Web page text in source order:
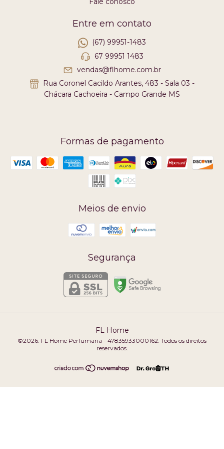
Entre em contato
(67) 99951-1483
67 99951 1483
vendas@flhome.com.br
Rua Coronel Cacildo Arantes, 483 - Sala 03 -
Chácara Cachoeira - Campo Grande MS
Formas de pagamento
Meios de envio
Segurança
FL Home
©2026. FL Home Perfumaria - 47835933000162. Todos os direitos
reservados.